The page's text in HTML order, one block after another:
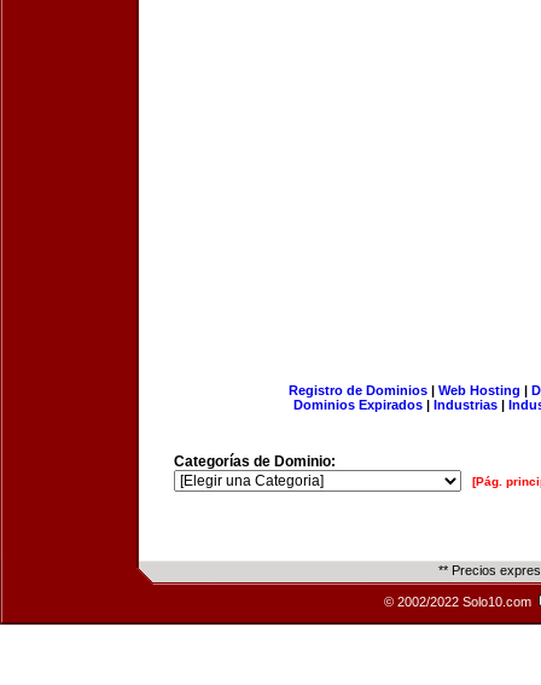
Registro de Dominios| Web Hosting |
Dominios Expirados | Industrias |
Categorías de Dominio:
[Pág.
** Precios
© 2002/2022 Solo10.com